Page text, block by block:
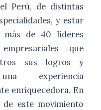
Perú, de distintas
y estar
de 40 líderes
que
sus logros y
experiencia
enriquecedora. En
este movimiento